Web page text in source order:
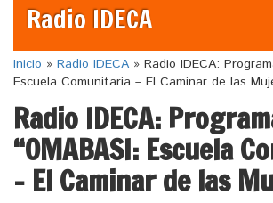
Radio IDECA
Inicio » Radio IDECA » Radio IDECA:
Escuela Comunitaria – El Caminar de las
Radio IDECA:
“OMABASI: Escuela
– El Caminar de las